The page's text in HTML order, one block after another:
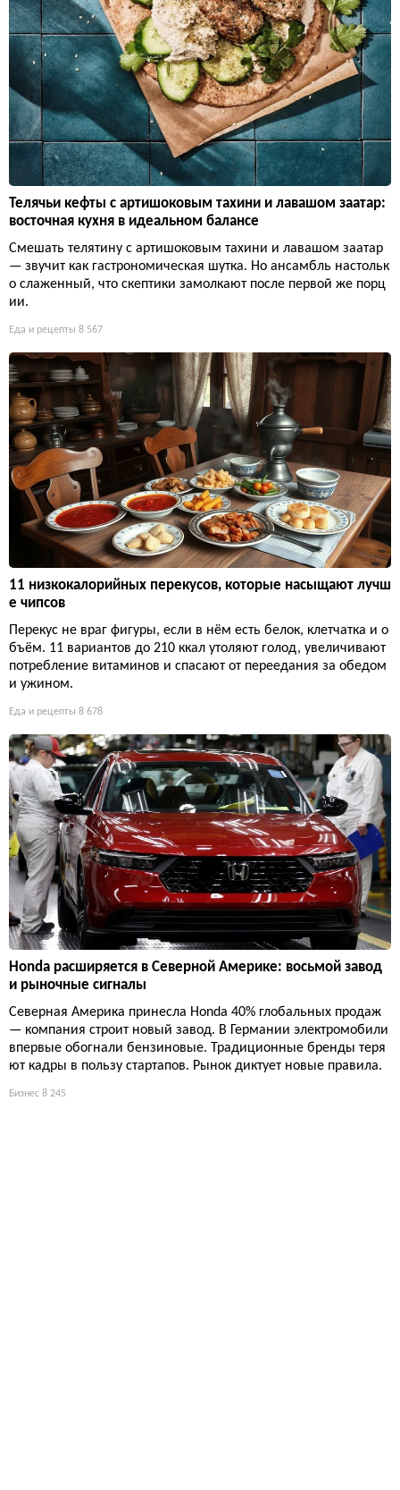
Телячьи кефты с артишоковым тахини и лавашом заатар:
восточная кухня в идеальном балансе
Смешать телятину с артишоковым тахини и лавашом заатар
— звучит как гастрономическая шутка. Но ансамбль настольк
о слаженный, что скептики замолкают после первой же порц
ии.
Еда и рецепты 8 567
11 низкокалорийных перекусов, которые насыщают лучш
е чипсов
Перекус не враг фигуры, если в нём есть белок, клетчатка и о
бъём. 11 вариантов до 210 ккал утоляют голод, увеличивают
потребление витаминов и спасают от переедания за обедом
и ужином.
Еда и рецепты 8 678
Honda расширяется в Северной Америке: восьмой завод
и рыночные сигналы
Северная Америка принесла Honda 40% глобальных продаж
— компания строит новый завод. В Германии электромобили
впервые обогнали бензиновые. Традиционные бренды теря
ют кадры в пользу стартапов. Рынок диктует новые правила.
Бизнес 8 245